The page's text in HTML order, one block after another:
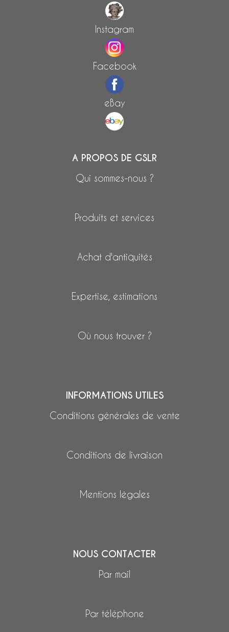
Instagram
Facebook
eBay
A PROPOS DE GSLR
Qui sommes-nous ?
Produits et services
Achat d'antiquités
Expertise, estimations
Où nous trouver ?
INFORMATIONS UTILES
Conditions générales de vente
Conditions de livraison
Mentions légales
NOUS CONTACTER
Par mail
Par téléphone